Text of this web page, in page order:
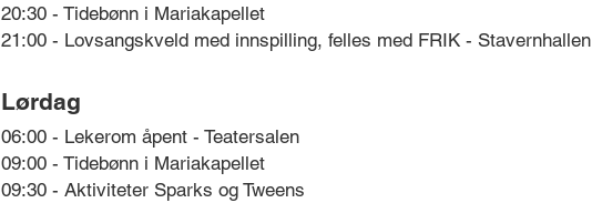
20:30 - Tidebønn i Mariakapellet
21:00 - Lovsangskveld med innspilling, felles med FRIK - Stavernhallen
Lørdag
06:00 - Lekerom åpent - Teatersalen
09:00 - Tidebønn i Mariakapellet
09:30 - Aktiviteter Sparks og Tweens